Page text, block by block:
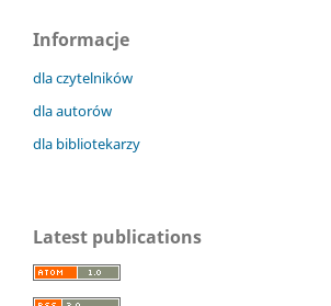
Informacje
dla czytelników
dla autorów
dla bibliotekarzy
Latest publications